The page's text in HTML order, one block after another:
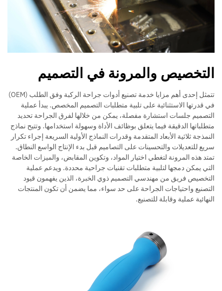
التخصيص والمرونة في التصميم
تتمثل إحدى أهم مزايا خدمة تصنيع أدوات جراحة الركبة وفق الطلب (OEM)
في قدرتها الاستثنائية على تلبية متطلبات التصميم المخصص. يبدأ عملية
التصميم جلسات استشارة مفصلة، يمكن من خلالها لفرق الجراحة تحديد
متطلباتها الدقيقة فيما يتعلق بوظائف الأداة وسهولة استخدامها. وتتيح نماذج
النمذجة ثلاثية الأبعاد المتقدمة وقدرات النماذج الأولية السريعة إجراء تكرار
سريع للتعديلات والتحسينات على التصاميم قبل بدء الإنتاج الواسع النطاق.
تمتد هذه المرونة لتغطي اختيار المواد، وتكوين المقابض، والميزات الخاصة
التي يمكن دمجها لتلبية متطلبات تقنيات جراحية محددة. ويدعم عملية
التخصيص فريق من مهندسي التصميم ذوي الخبرة، الذين يفهمون قيود
التصنيع واحتياجات الجراحة على حد سواء، مما يضمن أن تكون المنتجات
النهائية عملية وقابلة للتصنيع.